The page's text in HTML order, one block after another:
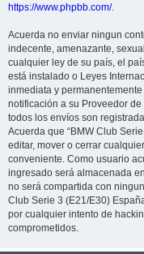
https://www.phpbb.com/.
Acuerda no enviar ningun
indecente, amenazante,
cualquier ley de su país, el
está instalado o Leyes
inmediata y
notificación a su Proveedor
todos los envíos son
Acuerda que “BMW Club
editar, mover o cerrar
conveniente. Como usuario
ingresado será almacenada
no será compartida con
Club Serie 3 (E21/E30)
por cualquier intento de
comprometidos.